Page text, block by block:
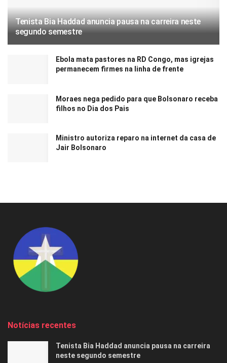
Tenista Bia Haddad anuncia pausa na carreira neste
segundo semestre
Ebola mata pastores na RD Congo, mas igrejas
permanecem firmes na linha de frente
Moraes nega pedido para que Bolsonaro receba
filhos no Dia dos Pais
Ministro autoriza reparo na internet da casa de
Jair Bolsonaro
Notícias recentes
Tenista Bia Haddad anuncia pausa na carreira
neste segundo semestre